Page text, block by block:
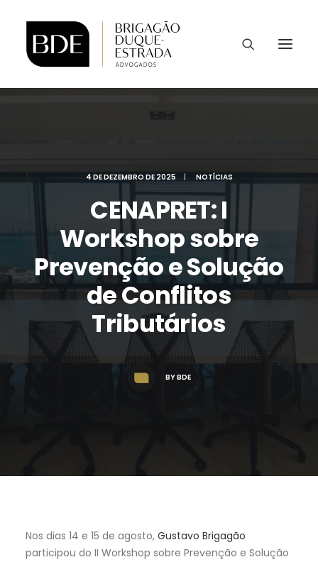
CONTATO
4 DE DEZEMBRO DE 2025 | NOTÍCIAS
CENAPRET: I
Workshop sobre
Prevenção e Solução
de Conflitos
Tributários
BYBDE
Nos dias 14 e 15 de agosto, Gustavo Brigagão
participou do II Workshop sobre Prevenção e Solução